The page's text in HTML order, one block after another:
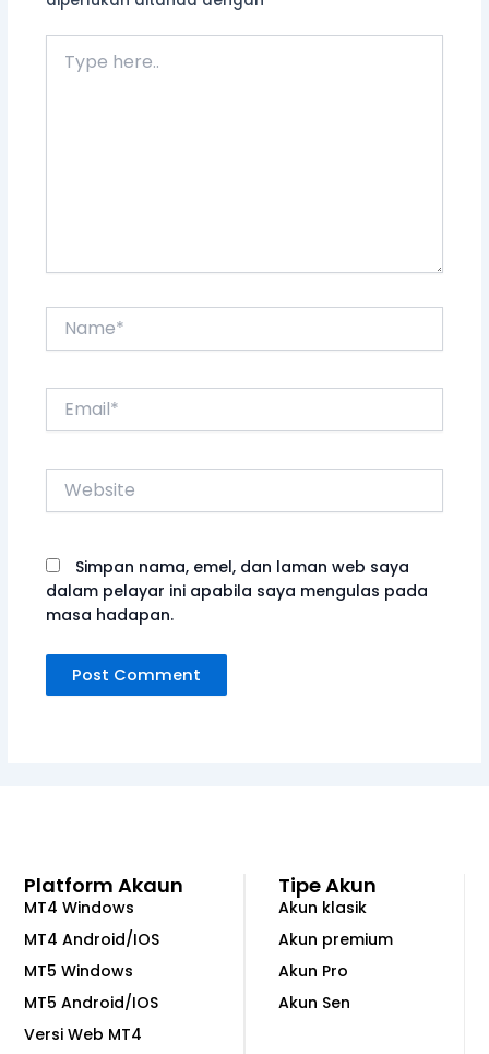
here..
Website
Simpan nama, emel, dan laman web saya
dalam pelayar ini apabila saya mengulas pada
masa hadapan.
Tipe Akun
Akun klasik
Akun premium
Akun Pro
Akun Sen
Platform Akaun
MT4 Windows
MT4 Android/IOS
MT5 Windows
MT5 Android/IOS
Versi Web MT4